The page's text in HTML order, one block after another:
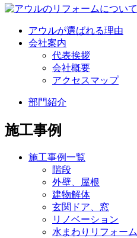
アウルが選ばれる理由
会社案内
代表挨拶
会社概要
アクセスマップ
部門紹介
施工事例
施工事例一覧
階段
外壁、屋根
建物解体
玄関ドア、窓
リノベーション
水まわりリフォーム